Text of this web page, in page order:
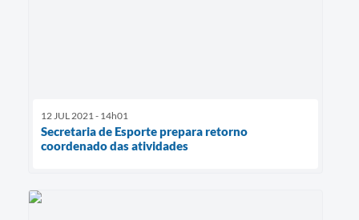
12 JUL 2021 - 14h01
Secretaria de Esporte prepara retorno
coordenado das atividades